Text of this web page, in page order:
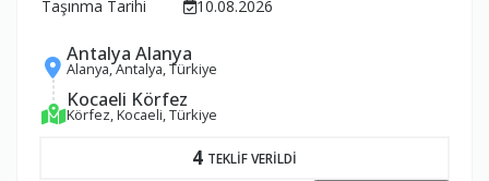
Taşınma Tarihi 10.08.2026
Antalya Alanya
Alanya, Antalya, Türkiye
Kocaeli Körfez
Körfez, Kocaeli, Türkiye
4 TEKLİF VERİLDİ